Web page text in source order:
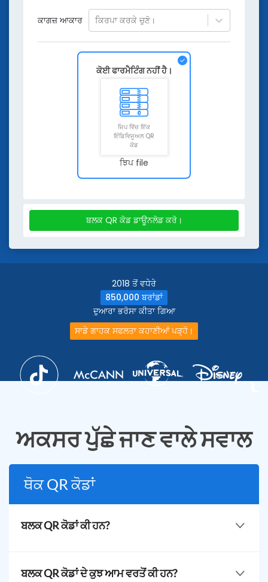
ਕਾਗਜ਼ ਆਕਾਰ ਕਿਰਪਾ ਕਰਕੇ ਚੁਣੋ।
ਕੋਈ ਫਾਰਮੈਟਿੰਗ ਨਹੀਂ ਹੈ।
ਜ਼ਿਪ ਵਿੱਚ ਇੱਕ
ਇੰਡਿਵਿਜੂਅਲ QR
ਕੋਡ
ਝਿਪ file
ਬਲਕ QR ਕੋਡ ਡਾਊਨਲੋਡ ਕਰੋ।
2018 ਤੋਂ ਵਧੇਰੇ
850,000 ਬਰਾਂਡਾਂ
ਦੁਆਰਾ ਭਰੋਸਾ ਕੀਤਾ ਗਿਆ
ਸਾਡੇ ਗਾਹਕ ਸਫਲਤਾ ਕਹਾਣੀਆਂ ਪੜ੍ਹੋ।
ਅਕਸਰ ਪੁੱਛੇ ਜਾਣ ਵਾਲੇ ਸਵਾਲ
ਥੋਕ QR ਕੋਡਾਂ
ਬਲਕ QR ਕੋਡਾਂ ਕੀ ਹਨ?
ਹੀ CSV file ਅਪਲੋਡ ਦੁਆਰਾ ਉਤਪੰਨ ਕੀਤਾ ਜਾ ਸਕਦਾ ਹੈ।
ਬਲਕ QR ਕੋਡਾਂ ਦੇ ਕੁਝ ਆਮ ਵਰਤੋਂ ਕੀ ਹਨ?